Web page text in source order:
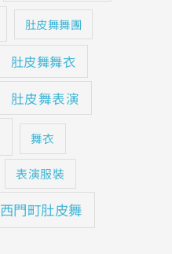
肚皮舞舞團
肚皮舞舞衣
肚皮舞表演
舞衣
表演服裝
西門町肚皮舞